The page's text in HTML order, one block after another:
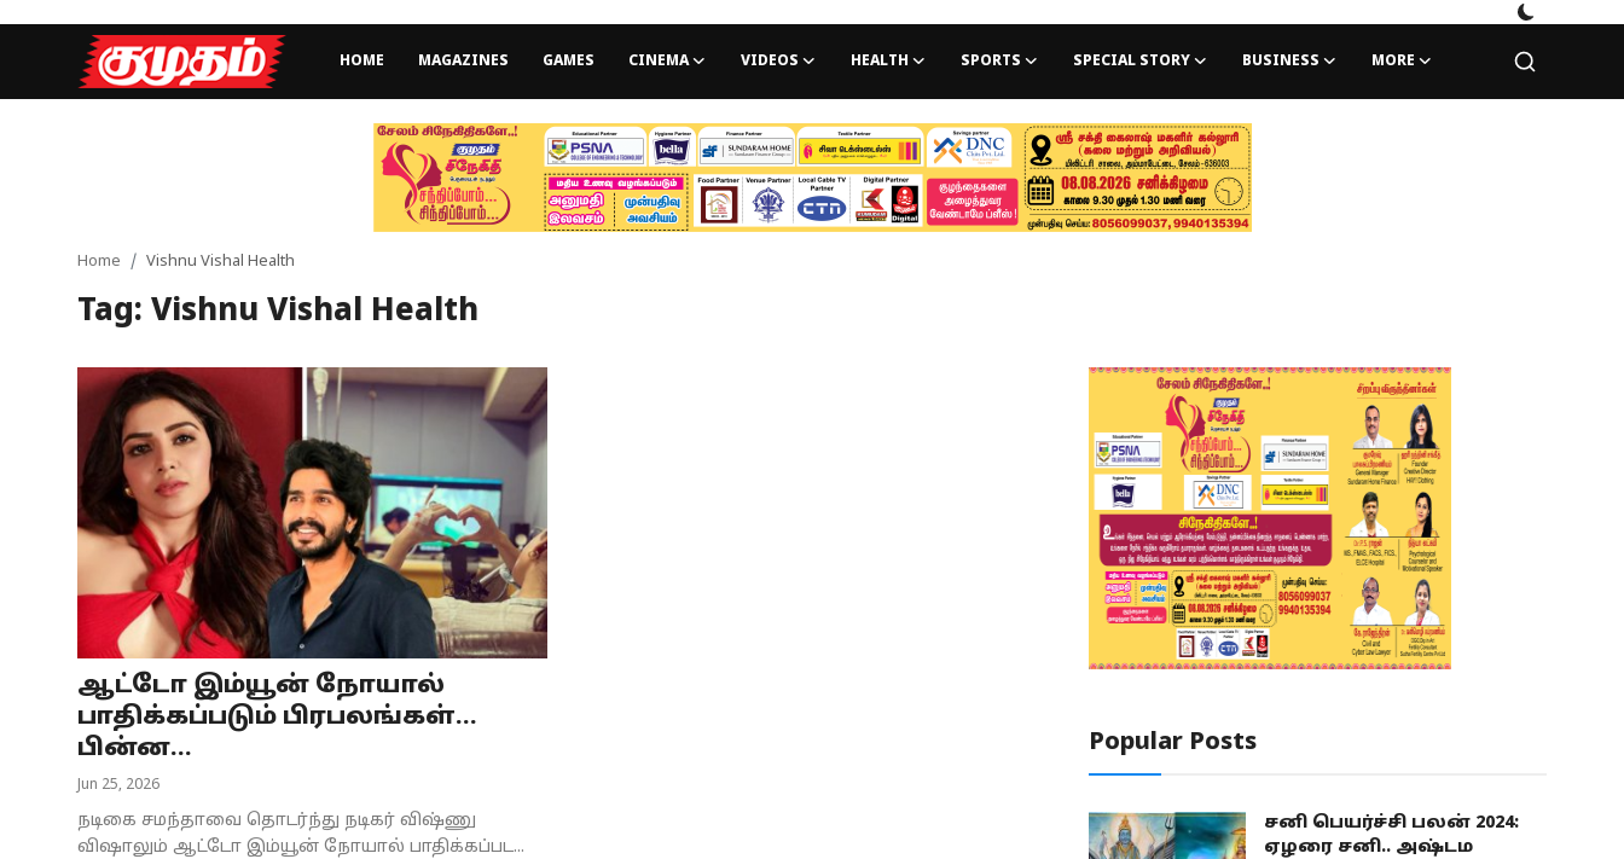
HOME MAGAZINES GAMES CINEMA VIDEOS HEALTH SPORTS SPECIAL STORY BUSINESS MORE
Games
Videos
Special Story
Tamilnadu
National
Astrology
Home Vishnu Vishal Health
Tag: Vishnu Vishal Health
ஆட்டோ இம்யூன் நோயால்
பாதிக்கப்படும் பிரபலங்கள்...
பின்ன...
Jun 25, 2026
நடிகை சமந்தாவை தொடர்ந்து நடிகர் விஷ்ணு
விஷாலும் ஆட்டோ இம்யூன் நோயால் பாதிக்கப்பட...
Popular Posts
சனி பெயர்ச்சி பலன் 2024:
ஏழரை சனி.. அஷ்டம